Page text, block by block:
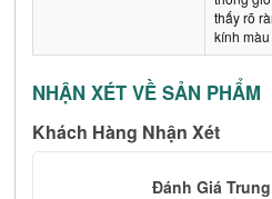
thấy rõ
kính
NHẬN XÉT VỀ SẢN PHẨM
Khách Hàng Nhận Xét
Đánh Giá